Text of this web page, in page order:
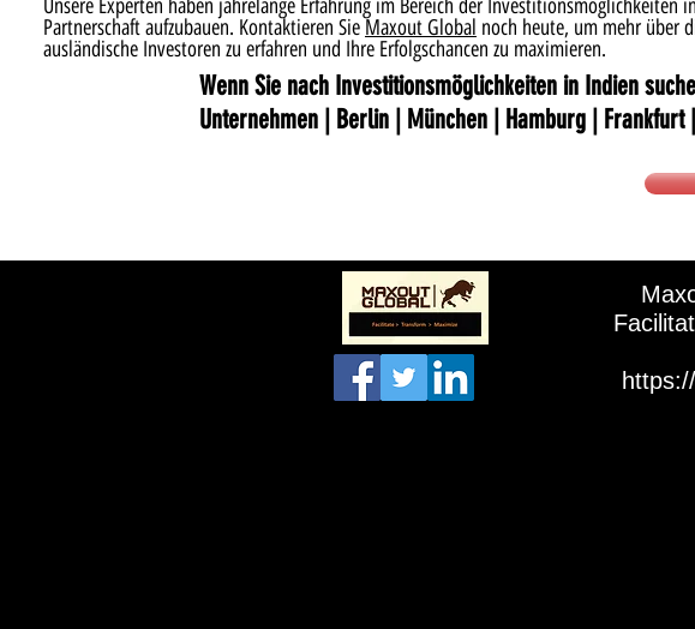
Unsere Experten haben jahrelange Erfahrung im Bereich der
Partnerschaft aufzubauen. Kontaktieren SieMaxout Global noch heute, um mehr über
ausländische Investoren zu erfahren und Ihre Erfolgschancen zu maximieren.
Wenn Sie nach Investitionsmöglichkeiten in Indien
Unternehmen | Berlin | München | Hamburg |